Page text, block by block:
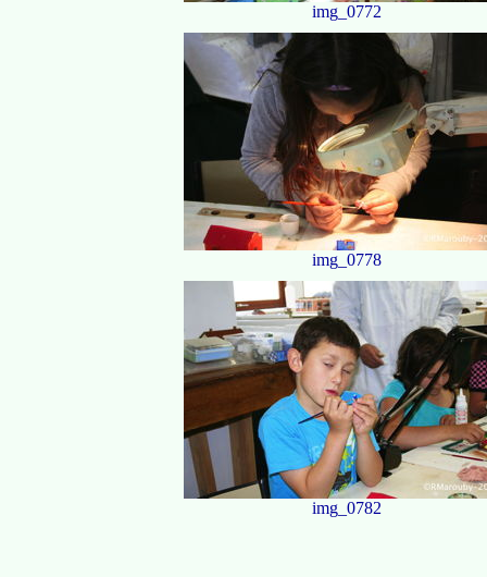
img_0772
img_0778
img_0782